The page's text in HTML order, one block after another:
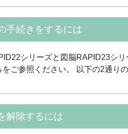
手続きをするには
シリーズと図脳RAPID23シ
をご参照ください。 以下の2通り
解除するには